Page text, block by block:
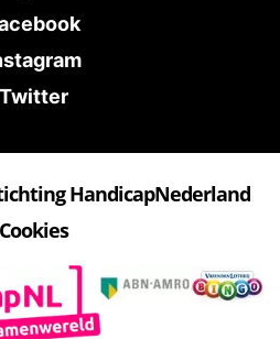
Twitter
HandicapNederland
Cookies